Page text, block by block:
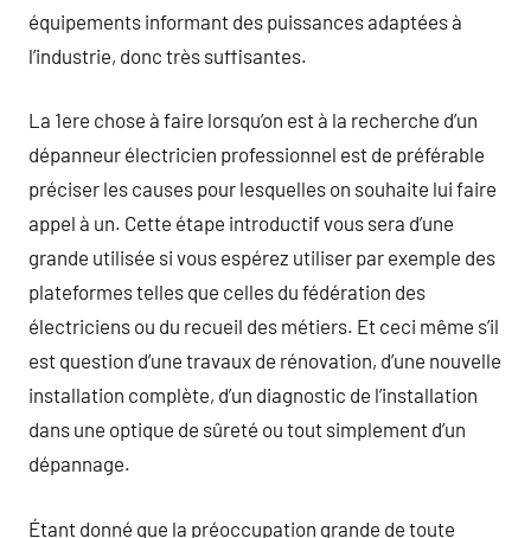
équipements informant des puissances adaptées à
l’industrie, donc très suffisantes.
La 1ere chose à faire lorsqu’on est à la recherche d’un
dépanneur électricien professionnel est de préférable
préciser les causes pour lesquelles on souhaite lui faire
appel à un. Cette étape introductif vous sera d’une
grande utilisée si vous espérez utiliser par exemple des
plateformes telles que celles du fédération des
électriciens ou du recueil des métiers. Et ceci même s’il
est question d’une travaux de rénovation, d’une nouvelle
installation complète, d’un diagnostic de l’installation
dans une optique de sûreté ou tout simplement d’un
dépannage.
Étant donné que la préoccupation grande de toute